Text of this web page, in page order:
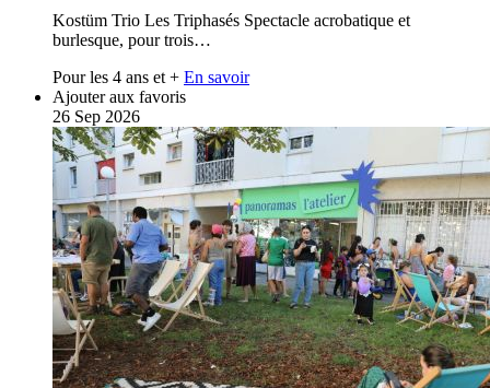
Kostüm Trio Les Triphasés Spectacle acrobatique et
burlesque, pour trois…
Pour les 4 ans et + En savoir
Ajouter aux favoris
26 Sep 2026